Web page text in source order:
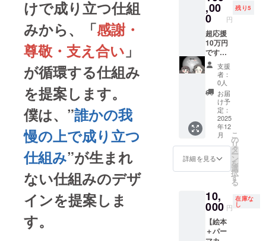
けで成り立つ仕組
みから、「感謝・
尊敬・支え合い 」
が循環する仕組み
を提案します。
僕は、 ”誰かの我
慢の上で成り立つ
仕組み”が生まれ
ない仕組みのデザ
インを提案しま
す。
量］20g
［加工
者］同
上 ・有
機カル
ダモン
［品
名］有
機カル
ダモン
パウ
ダー
［原材
料名］
ン ［原
産国
アテマ
ラ ［内
容量］
10g
［加工
者］同
いま
す。国
内の至
る所で
猟師さ
ん不足
が深刻
です。
月一回
でもあ
りがた
いで
す。詳
細を知
りたい
【備考
欄】で
をくだ
さい。
前に各
自でレ
ジャー
保険や
傷害保
険への
加入を
おすす
めしま
す。
（注
意：ぶ
どうの
収穫体
験では
ありま
せ
ん。）
。終了
後、希
望がい
れば、
陽一さ
んの知
り合い
のワイ
ナリー
に訪問
いただ
く予定
です。
ー以下
をご確
ち物や
詳細の
場所に
ついて
の詳細
はメー
ルで直
接連絡
予定で
す。 ・
現地集
合現地
解散(詳
細は後
日) ・写
メージ
です。
レラを
持ち込
まない
よう、
長靴は
こちら
ファン
終了
後、持
ち物や
詳細の
場所に
ついて
の詳細
はメー
ルで直
接連絡
予定で
す。 ・
写真は
イメー
す。実
際の体
とがあ
ります
のでご
了承く
ださ
食事の
フリー
ク、お
食事ご
提供（1
万円以
内） 日
時 4-6
月 山
梨県内
の飲食
店やカ
フェな
ど 現地
現地解
散 こん
人いる
わけな
い、と
言った
人を見
は4200
円のリ
ターン
と同じ
内容に
なりま
す。応
援枠と
してご
支援お
願いし
ます。
ている
絵画
（作家
におま
かせ）
3.写真
などを
参考に
したあ
なたの
イラス
ト！ 豪
華3点を
リター
ン致し
ます！
とにか
違く
て、表
現の仕
方も違
うなと
けしま
す(2025
年内目
標) ＊こ
ちらの
リター
ンは
4200円
のリ
ターン
と同じ
内容に
なりま
す。応
援枠と
してご
支援お
願いし
ます。
,00
0 円
残り5
超応援
10万円
です。
【備考
欄】に
メッ
セージ
を添え
て支援
くださ
い。
【リ
ターン
内容】
1.今回
の支援
した
「ぼく
らの価
値」の
絵本1冊
支援
者：
0人
お届
け予
定：
2025
年12
月
詳細を見る
こ
の
リ
タ
ー
ン
を
選
択
す
る
10,
000 円
在庫な
し
【絵本
＋パー